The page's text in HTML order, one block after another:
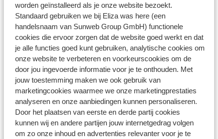
worden geïnstalleerd als je onze website bezoekt.
Standaard gebruiken we bij Eliza was here (een
handelsnaam van Sunweb Group GmbH) functionele
cookies die ervoor zorgen dat de website goed werkt en dat
je alle functies goed kunt gebruiken, analytische cookies om
onze website te verbeteren en voorkeurscookies om de
door jou ingevoerde informatie voor je te onthouden. Met
jouw toestemming maken we ook gebruik van
marketingcookies waarmee we onze marketingprestaties
analyseren en onze aanbiedingen kunnen personaliseren.
Door het plaatsen van eerste en derde partij cookies
kunnen wij en andere partijen jouw internetgedrag volgen
om zo onze inhoud en advertenties relevanter voor je te
Kan ik als medereiziger de boeking inzien op Mijn Eliza?
Modified on Tue, 2 Jan, 2024 at 11:19 AM
Heb jij jouw antwoord niet gevonden?
Whatsapp ons!